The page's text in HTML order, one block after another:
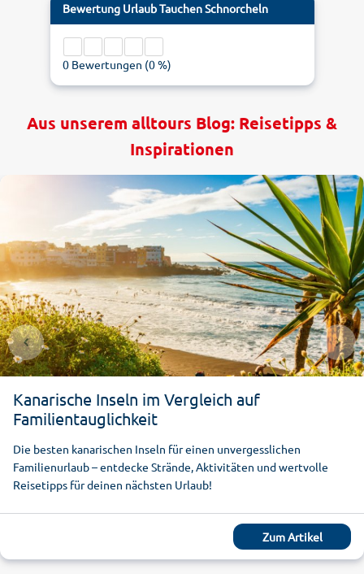
Bewertung Urlaub Tauchen Schnorcheln
0Bewertungen (0%)
1
Aus unserem alltours Blog: Reisetipps &
Inspirationen
Kanarische Inseln im Vergleich auf
Familientauglichkeit
Die besten kanarischen Inseln für einen unvergesslichen
Familienurlaub – entdecke Strände, Aktivitäten und wertvolle
Reisetipps für deinen nächsten Urlaub!
Zum Artikel